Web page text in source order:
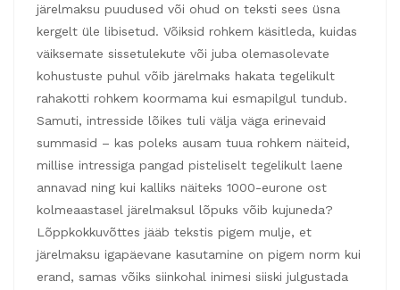
järelmaksu puudused või ohud on teksti sees üsna
kergelt üle libisetud. Võiksid rohkem käsitleda, kuidas
väiksemate sissetulekute või juba olemasolevate
kohustuste puhul võib järelmaks hakata tegelikult
rahakotti rohkem koormama kui esmapilgul tundub.
Samuti, intresside lõikes tuli välja väga erinevaid
summasid – kas poleks ausam tuua rohkem näiteid,
millise intressiga pangad pisteliselt tegelikult laene
annavad ning kui kalliks näiteks 1000-eurone ost
kolmeaastasel järelmaksul lõpuks võib kujuneda?
Lõppkokkuvõttes jääb tekstis pigem mulje, et
järelmaksu igapäevane kasutamine on pigem norm kui
erand, samas võiks siinkohal inimesi siiski julgustada